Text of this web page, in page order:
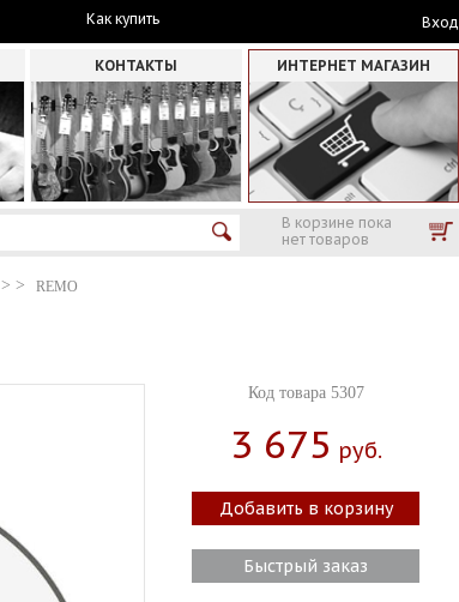
Как купить Вход
КОНТАКТЫ ИНТЕРНЕТ МАГАЗИН
В корзине пока
нет товаров
REMO
Код товара 5307
3 675 Руб.
Добавить в корзину
Быстрый заказ